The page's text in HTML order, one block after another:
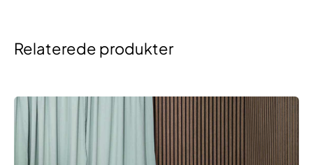
Relaterede produkter